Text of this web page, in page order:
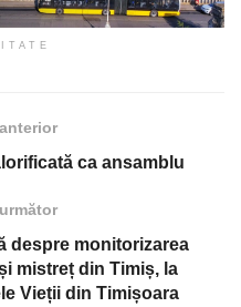
ca ansamblu
despre monitorizarea
mistreț din Timiș, la
Vieții din Timișoara